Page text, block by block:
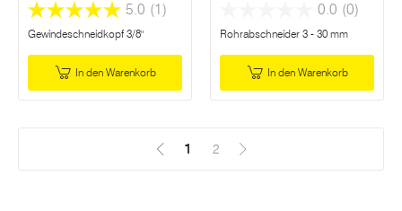
5.0 (1)
Gewindeschneidkopf 3/8"
In den Warenkorb
0.0 (0)
Rohrabschneider 3 - 30 mm
In den Warenkorb
1 (Aktuell)
2